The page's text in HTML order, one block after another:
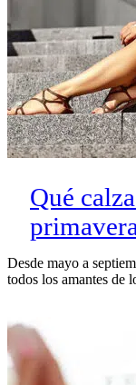
Qué
Desde mayo a
todos los amantes de